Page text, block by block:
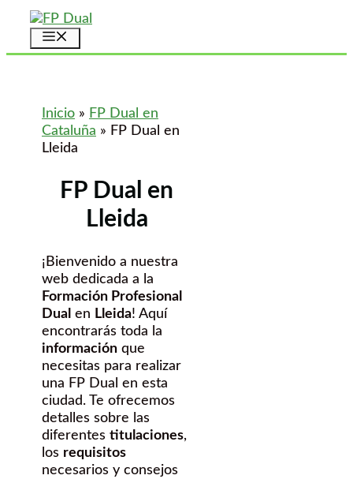
Saltar
contenido
Inicio » FP Dual en
Cataluña » FP Dual en
Lleida
FP Dual en
Lleida
¡Bienvenido a nuestra
web dedicada a la
Formación Profesional
Dual en Lleida! Aquí
encontrarás toda la
información que
necesitas para realizar
una FP Dual en esta
ciudad. Te ofrecemos
detalles sobre las
diferentes titulaciones,
los requisitos
necesarios y consejos